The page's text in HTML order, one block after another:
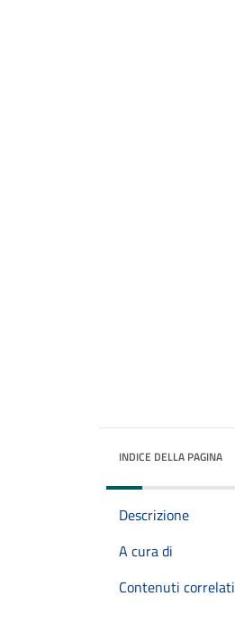
INDICE DELLA PAGINA
Descrizione
A cura di
Contenuti correlati